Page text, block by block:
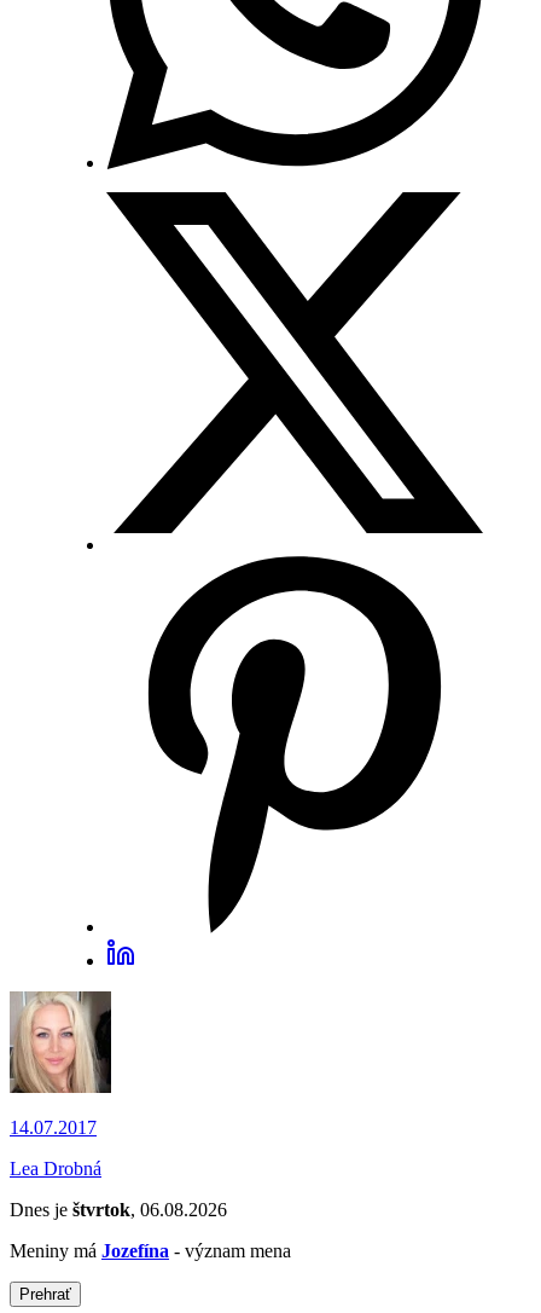
14.07.2017
Lea Drobná
Dnes je štvrtok, 06.08.2026
Meniny má Jozefína - význam mena
Prehrať